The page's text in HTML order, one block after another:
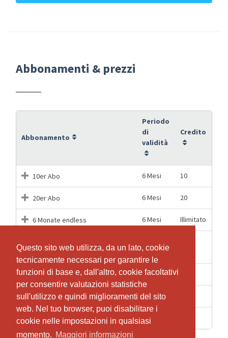
Questo sito web utilizza, da un lato, cookie
tecnicamente necessari per garantire le
funzioni di base e, dall'altro, cookie facoltativi
per consentire valutazioni statistiche
sull'utilizzo e quindi miglioramenti del sito
web. Nel tuo browser, puoi disabilitare i
cookie nelle impostazioni in qualsiasi
momento. Maggiori informazioni
Questo sito web utilizza, da un lato, cookie
tecnicamente necessari per garantire le
funzioni di base e, dall'altro, cookie facoltativi
per consentire valutazioni statistiche
sull'utilizzo e quindi miglioramenti del sito
web. Nel tuo browser, puoi disabilitare i
cookie nelle impostazioni in qualsiasi
momento. Maggiori informazioni
Abbonamenti & prezzi
Abbonamento
Periodo
di
validità
Credito
10er Abo 6 Mesi 10
20er Abo 6 Mesi 20
6 Monate endless 6 Mesi Illimitato
Gruppentrainings
2 Mesi
Einzeleintritt 1 Giorni
Schnupperstunde 1 Giorni
Sypoba Material inkl. 5 Trainings 2 Mesi